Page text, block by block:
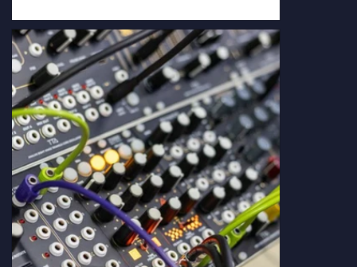
strich mit einem Geigenbogen über seine E-
Gitarre, während die Sonne unterging.
Goldenes Abendlicht mischte sich mit
Farbspots in Türkis, Lila und Blau – die
„Erdbeere" versank für ein paar Minuten in
einem verträumten Meer aus Musik und
Farbe, das man in einer Kleingartenanlage
einfach nicht erwartet.